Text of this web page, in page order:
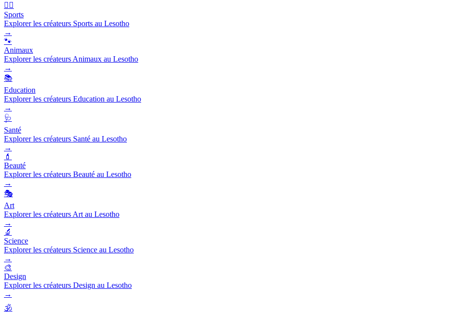
🏃‍♂️
Sports
Explorer les créateurs Sports au Lesotho
→
🐾
Animaux
Explorer les créateurs Animaux au Lesotho
→
📚
Education
Explorer les créateurs Education au Lesotho
→
🩺
Santé
Explorer les créateurs Santé au Lesotho
→
💄
Beauté
Explorer les créateurs Beauté au Lesotho
→
🎭
Art
Explorer les créateurs Art au Lesotho
→
🔬
Science
Explorer les créateurs Science au Lesotho
→
🎨
Design
Explorer les créateurs Design au Lesotho
→
🕉️